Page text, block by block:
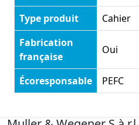
Type produit Cahier
Fabrication
française
Oui
Écoresponsable PEFC